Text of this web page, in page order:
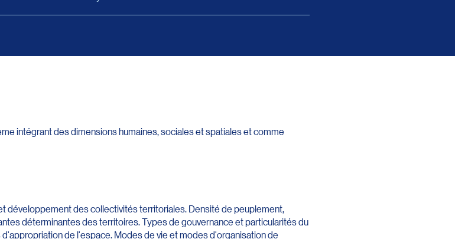
intégrant des dimensions humaines, sociales et spatiales et comme
développement des collectivités territoriales. Densité de peuplement,
déterminantes des territoires. Types de gouvernance et particularités du
de l'espace. Modes de vie et modes d'organisation de